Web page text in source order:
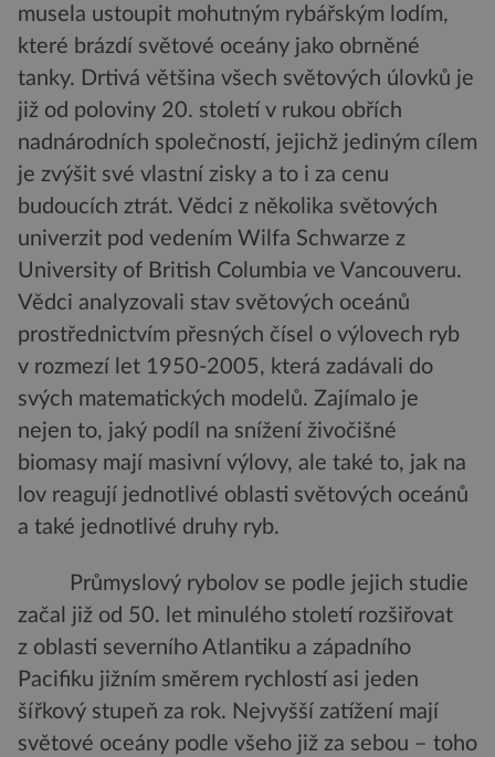
musela ustoupit mohutným rybářským lodím,
které brázdí světové oceány jako obrněné
tanky. Drtivá většina všech světových úlovků je
již od poloviny 20. století v rukou obřích
nadnárodních společností, jejichž jediným cílem
je zvýšit své vlastní zisky a to i za cenu
budoucích ztrát. Vědci z několika světových
univerzit pod vedením Wilfa Schwarze z
University of British Columbia ve Vancouveru.
Vědci analyzovali stav světových oceánů
prostřednictvím přesných čísel o výlovech ryb
v rozmezí let 1950-2005, která zadávali do
svých matematických modelů. Zajímalo je
nejen to, jaký podíl na snížení živočišné
biomasy mají masivní výlovy, ale také to, jak na
lov reagují jednotlivé oblasti světových oceánů
a také jednotlivé druhy ryb.
Průmyslový rybolov se podle jejich studie
začal již od 50. let minulého století rozšiřovat
z oblasti severního Atlantiku a západního
Pacifiku jižním směrem rychlostí asi jeden
šířkový stupeň za rok. Nejvyšší zatížení mají
světové oceány podle všeho již za sebou – toho